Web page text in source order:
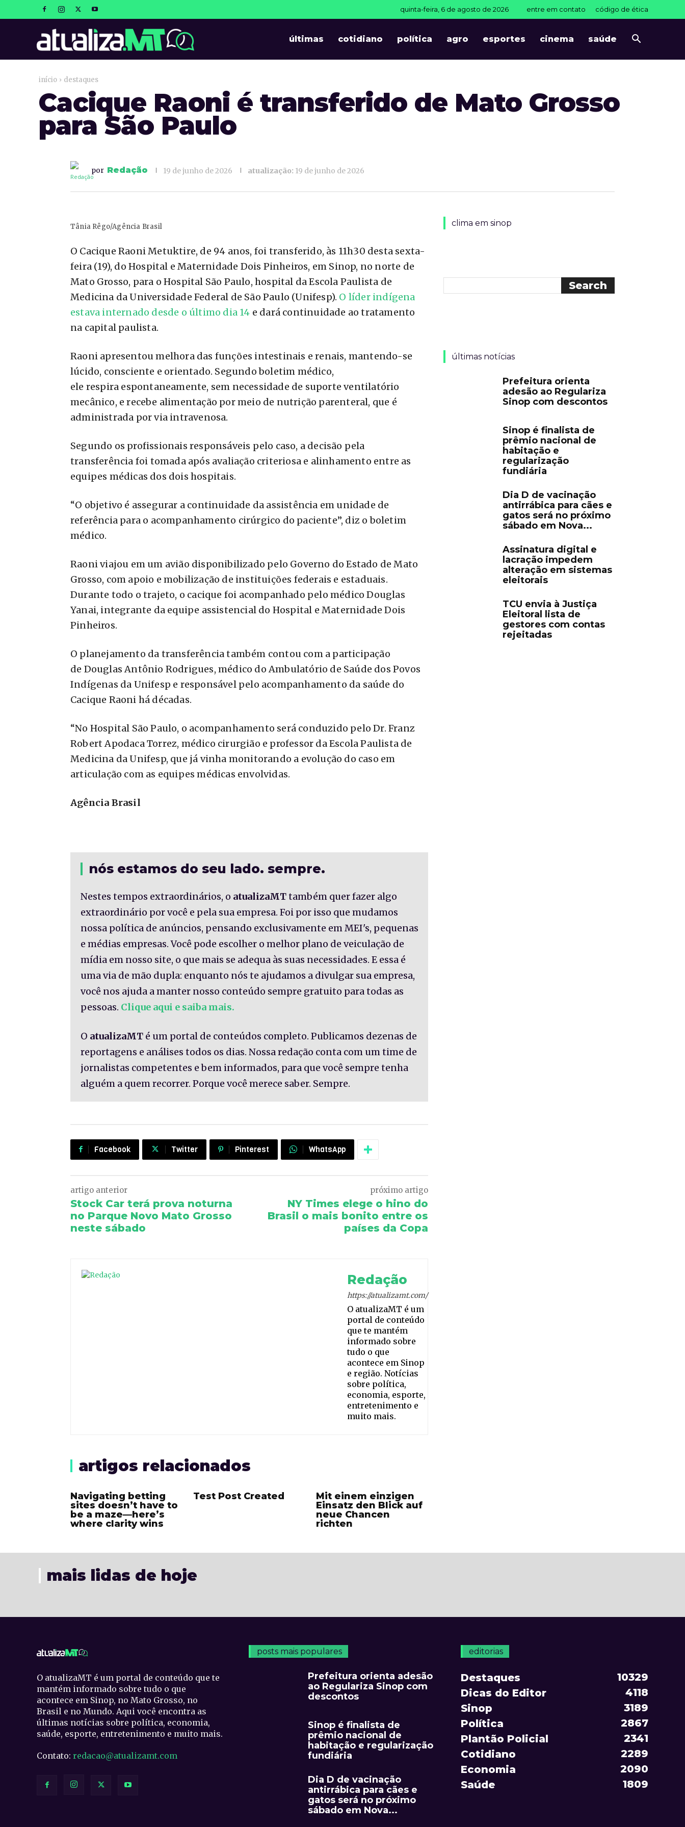
quinta-feira, 6 de agosto de 2026 entre em contato código de ética
atualizaMT últimas cotidiano política agro esportes cinema saúde
início destaques
Cacique Raoni é transferido de Mato Grosso
para São Paulo
por Redação 19 de junho de 2026 atualização: 19 de junho de 2026
Tânia Rêgo/Agência Brasil
O Cacique Raoni Metuktire, de 94 anos, foi transferido, às 11h30 desta sexta-
feira (19), do Hospital e Maternidade Dois Pinheiros, em Sinop, no norte de
Mato Grosso, para o Hospital São Paulo, hospital da Escola Paulista de
Medicina da Universidade Federal de São Paulo (Unifesp). O líder indígena
estava internado desde o último dia 14 e dará continuidade ao tratamento
na capital paulista.
Raoni apresentou melhora das funções intestinais e renais, mantendo-se
lúcido, consciente e orientado. Segundo boletim médico,
ele respira espontaneamente, sem necessidade de suporte ventilatório
mecânico, e recebe alimentação por meio de nutrição parenteral, que é
administrada por via intravenosa.
Segundo os profissionais responsáveis pelo caso, a decisão pela
transferência foi tomada após avaliação criteriosa e alinhamento entre as
equipes médicas dos dois hospitais.
“O objetivo é assegurar a continuidade da assistência em unidade de
referência para o acompanhamento cirúrgico do paciente”, diz o boletim
médico.
Raoni viajou em um avião disponibilizado pelo Governo do Estado de Mato
Grosso, com apoio e mobilização de instituições federais e estaduais.
Durante todo o trajeto, o cacique foi acompanhado pelo médico Douglas
Yanai, integrante da equipe assistencial do Hospital e Maternidade Dois
Pinheiros.
O planejamento da transferência também contou com a participação
de Douglas Antônio Rodrigues, médico do Ambulatório de Saúde dos Povos
Indígenas da Unifesp e responsável pelo acompanhamento da saúde do
Cacique Raoni há décadas.
“No Hospital São Paulo, o acompanhamento será conduzido pelo Dr. Franz
Robert Apodaca Torrez, médico cirurgião e professor da Escola Paulista de
Medicina da Unifesp, que já vinha monitorando a evolução do caso em
articulação com as equipes médicas envolvidas.
Agência Brasil
nós estamos do seu lado. sempre.
Nestes tempos extraordinários, o atualizaMTtambém quer fazer algo
extraordinário por você e pela sua empresa. Foi por isso que mudamos
nossa política de anúncios, pensando exclusivamente em MEI's, pequenas
e médias empresas. Você pode escolher o melhor plano de veiculação de
mídia em nosso site, o que mais se adequa às suas necessidades. E essa é
uma via de mão dupla: enquanto nós te ajudamos a divulgar sua empresa,
você nos ajuda a manter nosso conteúdo sempre gratuito para todas as
pessoas. Clique aqui e saiba mais.
O atualizaMT é um portal de conteúdos completo. Publicamos dezenas de
reportagens e análises todos os dias. Nossa redação conta com um time de
jornalistas competentes e bem informados, para que você sempre tenha
alguém a quem recorrer. Porque você merece saber. Sempre.
Facebook Twitter Pinterest WhatsApp
artigo anterior
Stock Car terá prova noturna
no Parque Novo Mato Grosso
neste sábado
próximo artigo
NY Times elege o hino do
Brasil o mais bonito entre os
países da Copa
Redação
https://atualizamt.com/
O atualizaMT é um
portal de conteúdo
que te mantém
informado sobre
tudo o que
acontece em Sinop
e região. Notícias
sobre política,
economia, esporte,
entretenimento e
muito mais.
artigos relacionados
Navigating betting
sites doesn’t have to
be a maze—here’s
where clarity wins
Test Post Created
Mit einem einzigen
Einsatz den Blick auf
neue Chancen
richten
clima em sinop
últimas notícias
Prefeitura orienta
adesão ao Regulariza
Sinop com descontos
Sinop é finalista de
prêmio nacional de
habitação e
regularização
fundiária
Dia D de vacinação
antirrábica para cães e
gatos será no próximo
sábado em Nova...
Assinatura digital e
lacração impedem
alteração em sistemas
eleitorais
TCU envia à Justiça
Eleitoral lista de
gestores com contas
rejeitadas
mais lidas de hoje
O atualizaMT é um portal de conteúdo que te
mantém informado sobre tudo o que
acontece em Sinop, no Mato Grosso, no
Brasil e no Mundo. Aqui você encontra as
últimas notícias sobre política, economia,
saúde, esporte, entretenimento e muito mais.
Contato: redacao@atualizamt.com
posts mais populares
Prefeitura orienta adesão
ao Regulariza Sinop com
descontos
Sinop é finalista de
prêmio nacional de
habitação e regularização
fundiária
Dia D de vacinação
antirrábica para cães e
gatos será no próximo
sábado em Nova...
editorias
Destaques
10329
Dicas do Editor
4118
Sinop
3189
Política
2867
Plantão Policial
2341
Cotidiano
2289
Economia
2090
Saúde
1809